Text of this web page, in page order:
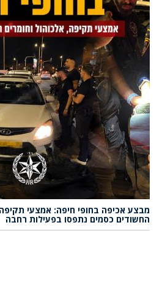
מבצע אכיפה בחופי חיפה: אמצעי
החשודים כסמים נתפסו בפעילות רחבה